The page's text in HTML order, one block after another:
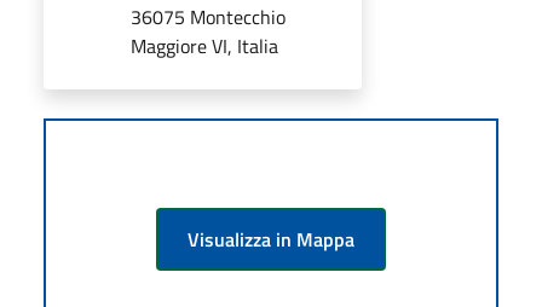
36075 Montecchio
Maggiore VI, Italia
Visualizza in Mappa